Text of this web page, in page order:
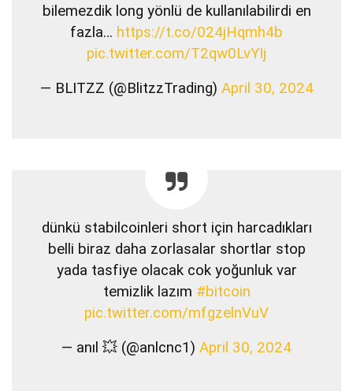
bilemezdik long yönlü de kullanılabilirdi en
fazla… https://t.co/024jHqmh4b
pic.twitter.com/T2qw0LvYIj
— BLITZZ (@BlitzzTrading) April 30, 2024
dünkü stabilcoinleri short için harcadıkları
belli biraz daha zorlasalar shortlar stop
yada tasfiye olacak cok yoğunluk var
temizlik lazım #bitcoin
pic.twitter.com/mfgzelnVuV
— anıl 💥 (@anlcnc1) April 30, 2024